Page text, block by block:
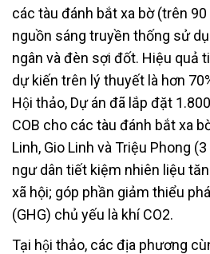
các tàu đánh bắt xa bờ (trên
nguồn sáng truyền thống sử
ngân và đèn sợi đốt. Hiệu quả
dự kiến trên lý thuyết là hơn
Hội thảo, Dự án đã lắp đặt
COB cho các tàu đánh bắt xa
Linh, Gio Linh và Triệu Phong
ngư dân tiết kiệm nhiên liệu
xã hội; góp phần giảm thiểu
(GHG) chủ yếu là khí CO2.
Tại hội thảo, các địa phương